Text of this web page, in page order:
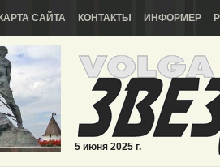
КАРТА САЙТА КОНТАКТЫ ИНФОРМЕР
5 июня 2025 г.